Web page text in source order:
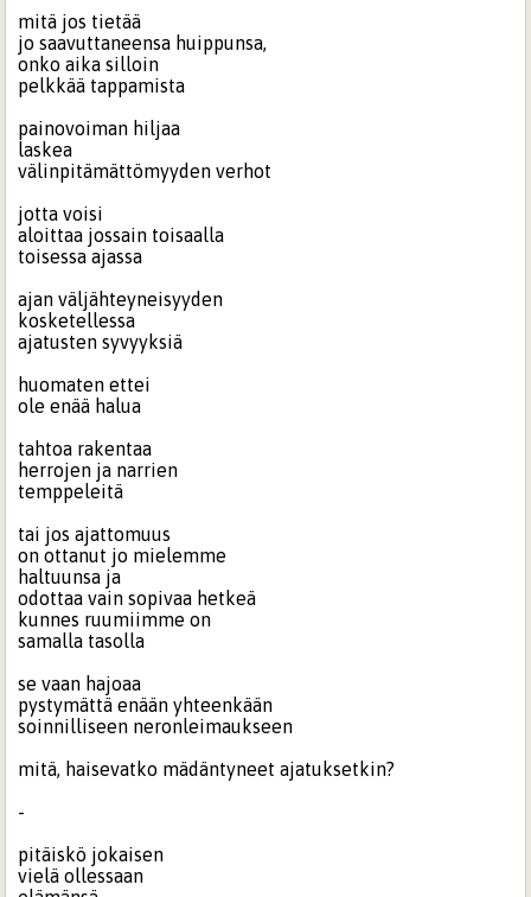
mitä jos tietää
jo saavuttaneensa huippunsa,
onko aika silloin
pelkkää tappamista
painovoiman hiljaa
laskea
välinpitämättömyyden verhot
jotta voisi
aloittaa jossain toisaalla
toisessa ajassa
ajan väljähteyneisyyden
kosketellessa
ajatusten syvyyksiä
huomaten ettei
ole enää halua
tahtoa rakentaa
herrojen ja narrien
temppeleitä
tai jos ajattomuus
on ottanut jo mielemme
haltuunsa ja
odottaa vain sopivaa hetkeä
kunnes ruumiimme on
samalla tasolla
se vaan hajoaa
pystymättä enään yhteenkään
soinnilliseen neronleimaukseen
mitä, haisevatko mädäntyneet ajatuksetkin?
-
pitäiskö jokaisen
vielä ollessaan